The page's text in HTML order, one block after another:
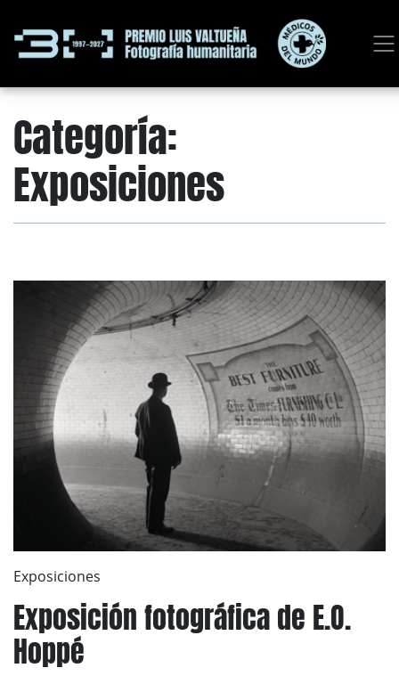
Categoría:
Exposiciones
Exposiciones
Exposición fotográfica de E.O.
Hoppé